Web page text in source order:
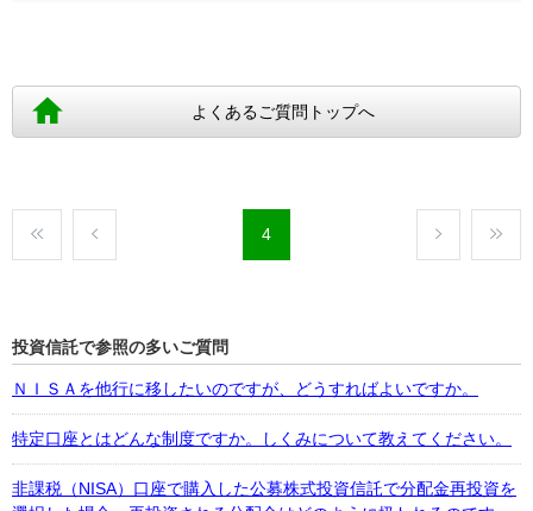
よくあるご質問トップへ
4
投資信託で参照の多いご質問
ＮＩＳＡを他行に移したいのですが、どうすればよいですか。
特定口座とはどんな制度ですか。しくみについて教えてください。
非課税（NISA）口座で購入した公募株式投資信託で分配金再投資を